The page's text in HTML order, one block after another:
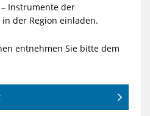
Instrumente der
der Region einladen.
entnehmen Sie bitte dem